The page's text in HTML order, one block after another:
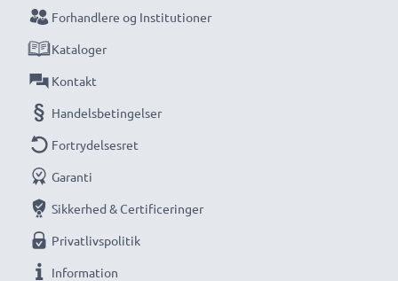
Forhandlere og Institutioner
Kataloger
Kontakt
Handelsbetingelser
Fortrydelsesret
Garanti
Sikkerhed & Certificeringer
Privatlivspolitik
Information